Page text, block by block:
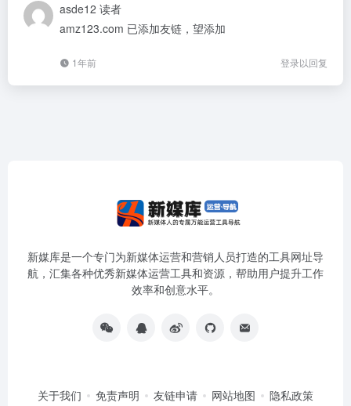
asde12 读者
amz123.com 已添加友链，望添加
1年前 登录以回复
新媒库是一个专门为新媒体运营和营销人员打造的工具网址导
航，汇集各种优秀新媒体运营工具和资源，帮助用户提升工作
效率和创意水平。
关于我们 免责声明 友链申请 网站地图 隐私政策